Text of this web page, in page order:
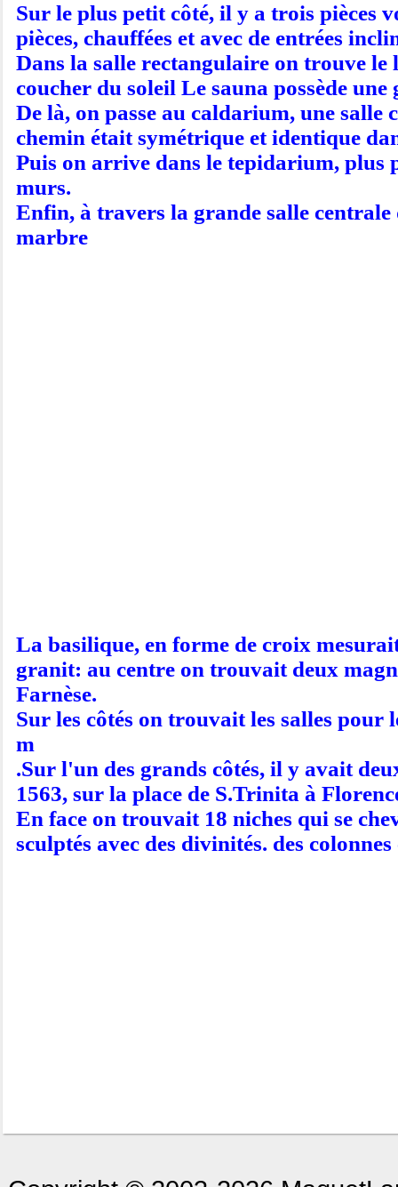
Sur le plus petit côté, il y a trois pièces
pièces, chauffées et avec de entrées
Dans la salle rectangulaire on trouve le
coucher du soleil Le sauna possède
De là, on passe au caldarium, une
chemin était symétrique et identique
Puis on arrive dans le tepidarium, plus
murs.
Enfin, à travers la grande salle
marbre
La basilique, en forme de croix
granit: au centre on trouvait deux
Farnèse.
Sur les côtés on trouvait les salles pour
m
.Sur l'un des grands côtés, il y avait
1563, sur la place de S.Trinita à
En face on trouvait 18 niches qui se
sculptés avec des divinités. des colonnes